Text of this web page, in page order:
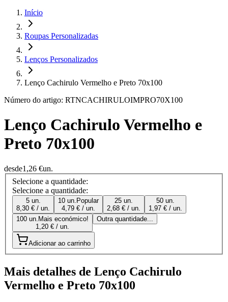
Início
Roupas Personalizadas
Lenços Personalizados
Lenço Cachirulo Vermelho e Preto 70x100
Número do artigo: RTNCACHIRULOIMPRO70X100
Lenço Cachirulo Vermelho e
Preto 70x100
desde1,26 €un.
Selecione a quantidade:
Selecione a quantidade:
5 un.
8,30 € / un.
10 un. Popular
4,79 € / un.
25 un.
2,68 € / un.
50 un.
1,97 € / un.
100 un. Mais económico!
1,20 € / un.
Outra quantidade...
Adicionar ao carrinho
Mais detalhes de Lenço Cachirulo
Vermelho e Preto 70x100